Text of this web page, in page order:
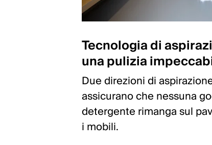
Tecnologia di
una pulizia
Due direzioni di
assicurano che nessuna
detergente rimanga sul
i mobili.